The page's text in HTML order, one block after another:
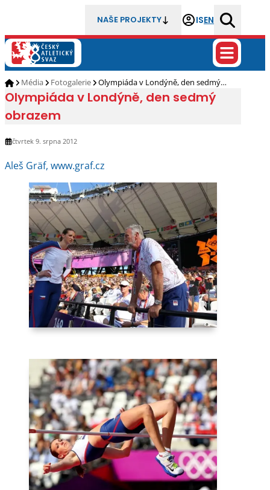
NAŠE PROJEKTY ISEN
Média Fotogalerie Olympiáda v Londýně, den sedmý…
Olympiáda v Londýně, den sedmý
obrazem
čtvrtek 9. srpna 2012
Aleš Gräf, www.graf.cz